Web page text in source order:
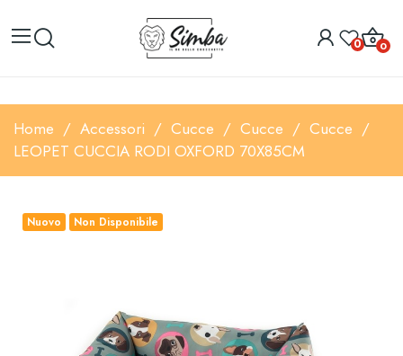
0 0
Home Accessori Cucce Cucce
Cucce
LEOPET CUCCIA RODI OXFORD 70X85CM
Nuovo Non Disponibile